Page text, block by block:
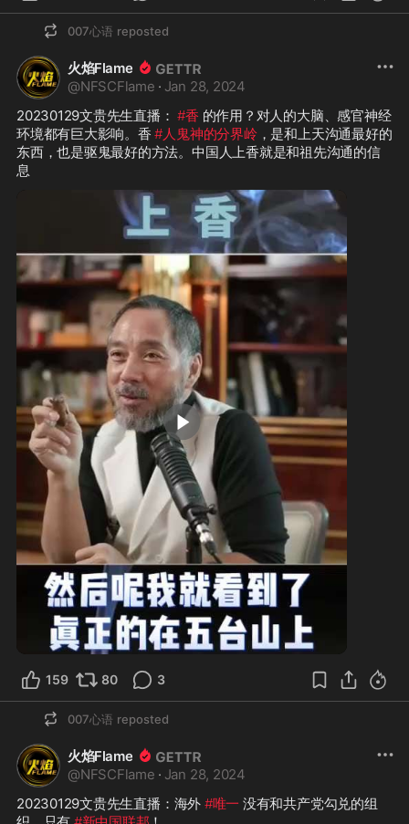
007心语 reposted
火焰Flame
@NFSCFlame · Jan 28, 2024
20230129文贵先生直播： #香 的作用？对人的大脑、感官神经
环境都有巨大影响。香 #人鬼神的分界岭，是和上天沟通最好的
东西，也是驱鬼最好的方法。中国人上香就是和祖先沟通的信
息
0:59
159 80 3
007心语 reposted
火焰Flame
@NFSCFlame · Jan 28, 2024
20230129文贵先生直播：海外 #唯一 没有和共产党勾兑的组